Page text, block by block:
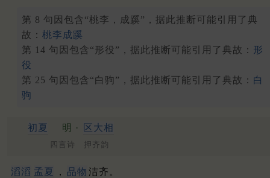
第 8 句因包含“桃李，成蹊”，据此推断可能引用了典
故： 桃李成蹊
第 14 句因包含“形役”，据此推断可能引用了典故： 形
役
第 25 句因包含“白驹”，据此推断可能引用了典故： 白
驹
初夏 明 · 区大相
四言诗 押齐韵
滔滔 孟夏 ， 品物 洁齐。